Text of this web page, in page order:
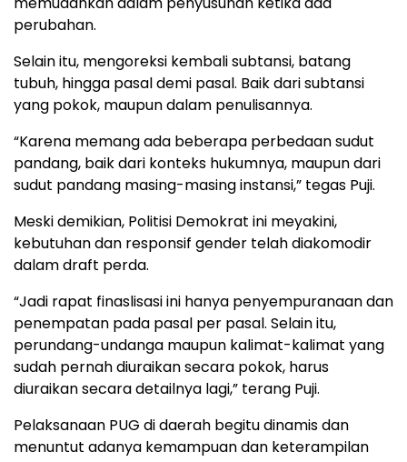
perubahan.
Selain itu, mengoreksi kembali subtansi, batang
tubuh, hingga pasal demi pasal. Baik dari subtansi
yang pokok, maupun dalam penulisannya.
“Karena memang ada beberapa perbedaan sudut
pandang, baik dari konteks hukumnya, maupun dari
sudut pandang masing-masing instansi,” tegas Puji.
Meski demikian, Politisi Demokrat ini meyakini,
kebutuhan dan responsif gender telah diakomodir
dalam draft perda.
“Jadi rapat finaslisasi ini hanya penyempuranaan dan
penempatan pada pasal per pasal. Selain itu,
perundang-undanga maupun kalimat-kalimat yang
sudah pernah diuraikan secara pokok, harus
diuraikan secara detailnya lagi,” terang Puji.
Pelaksanaan PUG di daerah begitu dinamis dan
menuntut adanya kemampuan dan keterampilan